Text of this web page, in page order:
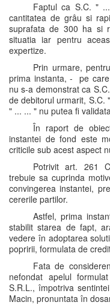
Faptul ca S.C. "
cantitatea de grâu si
suprafata de 300 ha si
situatia iar pentru
expertize.
Prin urmare,
prima instanta, - pe
nu s-a demonstrat ca
de debitorul urmarit, S.C.
" ... ... " nu putea fi
În raport de
instantei de fond este
criticile sub acest aspect
Potrivit art. 261
trebuie sa cuprinda
convingerea instantei,
cererile partilor.
Astfel, prima
stabilit starea de fapt,
vedere în adoptarea
popririi, formulata de
Fata de
nefondat apelul
S.R.L., împotriva
Macin, pronuntata în